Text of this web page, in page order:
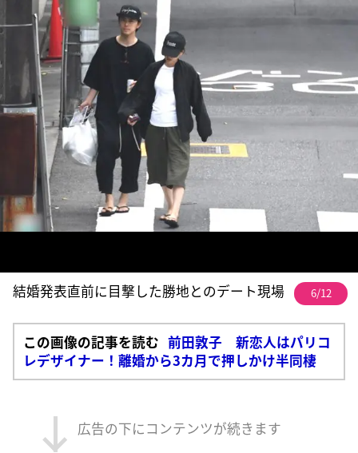
結婚発表直前に目撃した勝地とのデート現場 6/12
この画像の記事を読む 前田敦子 新恋人はパリコ
レデザイナー！離婚から3カ月で押しかけ半同棲
広告の下にコンテンツが続きます